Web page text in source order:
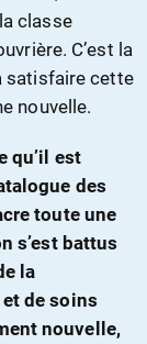
classe
C’est la
satisfaire cette
nouvelle.
qu’il est
des
toute une
s’est battus
la
de soins
nouvelle,